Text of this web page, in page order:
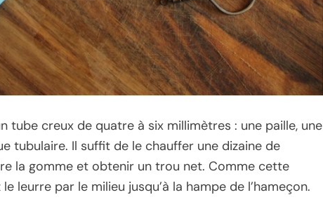
tube creux de quatre à six millimètres : une paille, une
tubulaire. Il suffit de le chauffer une dizaine de
la gomme et obtenir un trou net. Comme cette
leurre par le milieu jusqu’à la hampe de l’hameçon.